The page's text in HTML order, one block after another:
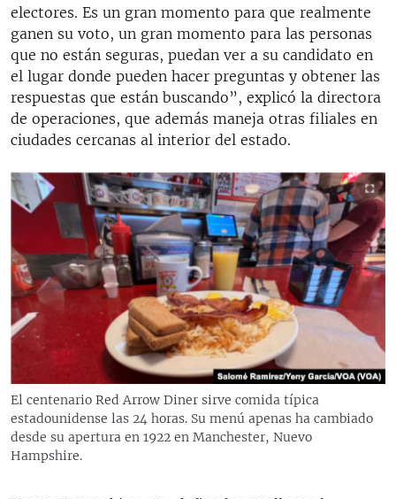
electores. Es un gran momento para que realmente
ganen su voto, un gran momento para las personas
que no están seguras, puedan ver a su candidato en
el lugar donde pueden hacer preguntas y obtener las
respuestas que están buscando”, explicó la directora
de operaciones, que además maneja otras filiales en
ciudades cercanas al interior del estado.
El centenario Red Arrow Diner sirve comida típica
estadounidense las 24 horas. Su menú apenas ha cambiado
desde su apertura en 1922 en Manchester, Nuevo
Hampshire.